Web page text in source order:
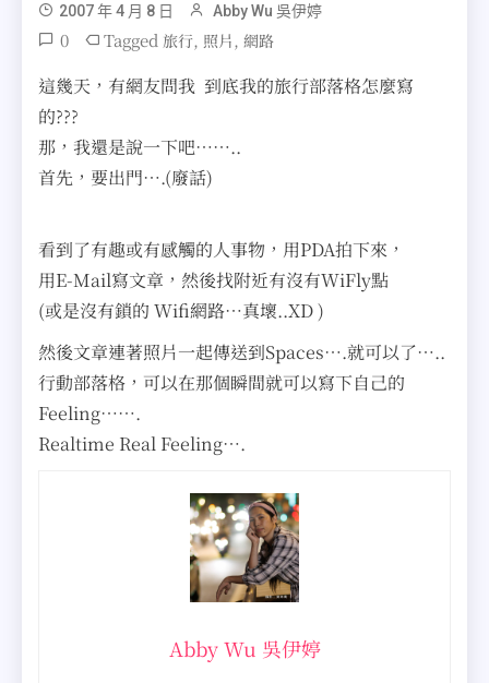
2007 年 4 月 8 日 Abby Wu 吳伊婷
0 Tagged 旅行, 照片 , 網路
這幾天，有網友問我 到底我的旅行部落格怎麼寫
的???
那，我還是說一下吧……..
首先，要出門….(廢話)
看到了有趣或有感觸的人事物，用PDA拍下來，
用E-Mail寫文章，然後找附近有沒有WiFly點
(或是沒有鎖的 Wifi網路…真壞..XD )
然後文章連著照片一起傳送到Spaces….就可以了…..
行動部落格，可以在那個瞬間就可以寫下自己的
Feeling…….
Realtime Real Feeling….
Abby Wu 吳伊婷